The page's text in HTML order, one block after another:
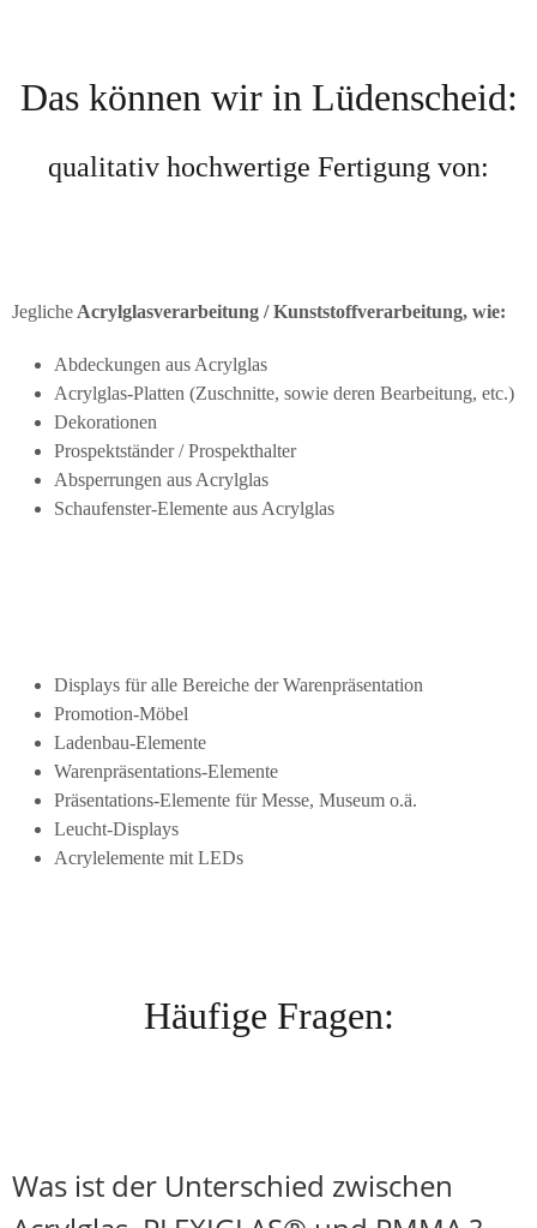
Das können wir in Lüdenscheid:
qualitativ hochwertige Fertigung von:
Jegliche Acrylglasverarbeitung / Kunststoffverarbeitung, wie:
Abdeckungen aus Acrylglas
Acrylglas-Platten (Zuschnitte, sowie deren Bearbeitung, etc.)
Dekorationen
Prospektständer / Prospekthalter
Absperrungen aus Acrylglas
Schaufenster-Elemente aus Acrylglas
Displays für alle Bereiche der Warenpräsentation
Promotion-Möbel
Ladenbau-Elemente
Warenpräsentations-Elemente
Präsentations-Elemente für Messe, Museum o.ä.
Leucht-Displays
Acrylelemente mit LEDs
Häufige Fragen:
Was ist der Unterschied zwischen